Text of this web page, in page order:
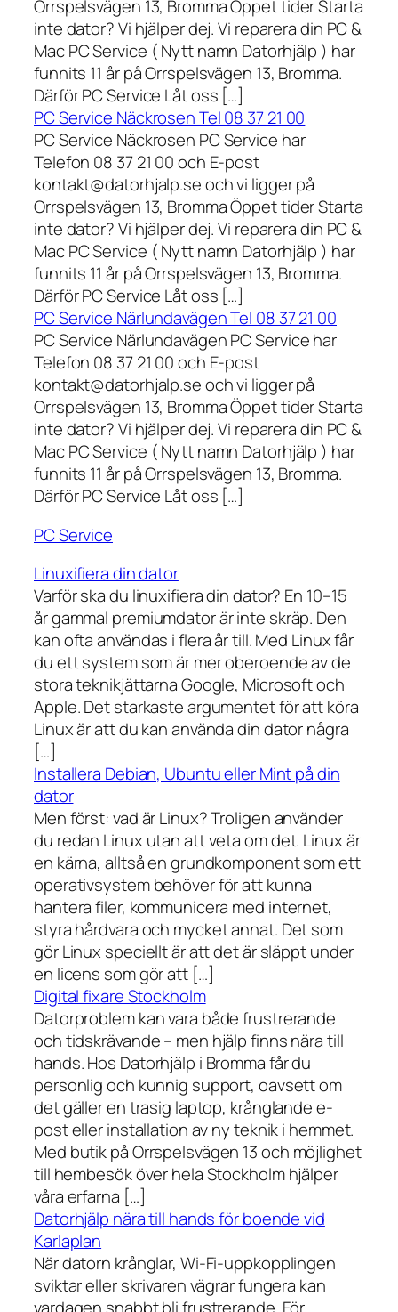
Orrspelsvägen 13, Bromma Öppet tider Starta
inte dator? Vi hjälper dej. Vi reparera din PC &
Mac PC Service ( Nytt namn Datorhjälp ) har
funnits 11 år på Orrspelsvägen 13, Bromma.
Därför PC Service Låt oss […]
PC Service Näckrosen Tel 08 37 21 00
PC Service Näckrosen PC Service har
Telefon 08 37 21 00 och E-post
kontakt@datorhjalp.se och vi ligger på
Orrspelsvägen 13, Bromma Öppet tider Starta
inte dator? Vi hjälper dej. Vi reparera din PC &
Mac PC Service ( Nytt namn Datorhjälp ) har
funnits 11 år på Orrspelsvägen 13, Bromma.
Därför PC Service Låt oss […]
PC Service Närlundavägen Tel 08 37 21 00
PC Service Närlundavägen PC Service har
Telefon 08 37 21 00 och E-post
kontakt@datorhjalp.se och vi ligger på
Orrspelsvägen 13, Bromma Öppet tider Starta
inte dator? Vi hjälper dej. Vi reparera din PC &
Mac PC Service ( Nytt namn Datorhjälp ) har
funnits 11 år på Orrspelsvägen 13, Bromma.
Därför PC Service Låt oss […]
PC Service
Linuxifiera din dator
Varför ska du linuxifiera din dator? En 10–15
år gammal premiumdator är inte skräp. Den
kan ofta användas i flera år till. Med Linux får
du ett system som är mer oberoende av de
stora teknikjättarna Google, Microsoft och
Apple. Det starkaste argumentet för att köra
Linux är att du kan använda din dator några
[…]
Installera Debian, Ubuntu eller Mint på din
dator
Men först: vad är Linux? Troligen använder
du redan Linux utan att veta om det. Linux är
en kärna, alltså en grundkomponent som ett
operativsystem behöver för att kunna
hantera filer, kommunicera med internet,
styra hårdvara och mycket annat. Det som
gör Linux speciellt är att det är släppt under
en licens som gör att […]
Digital fixare Stockholm
Datorproblem kan vara både frustrerande
och tidskrävande – men hjälp finns nära till
hands. Hos Datorhjälp i Bromma får du
personlig och kunnig support, oavsett om
det gäller en trasig laptop, krånglande e-
post eller installation av ny teknik i hemmet.
Med butik på Orrspelsvägen 13 och möjlighet
till hembesök över hela Stockholm hjälper
våra erfarna […]
Datorhjälp nära till hands för boende vid
Karlaplan
När datorn krånglar, Wi-Fi-uppkopplingen
sviktar eller skrivaren vägrar fungera kan